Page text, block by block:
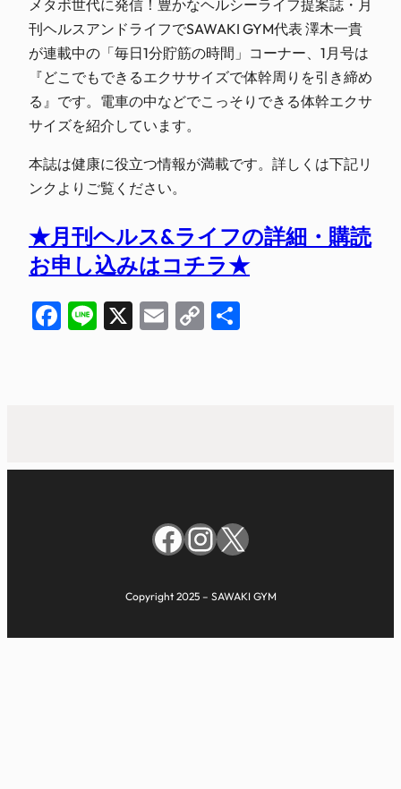
メタボ世代に発信！豊かなヘルシーライフ提案誌・月
刊ヘルスアンドライフでSAWAKI GYM代表 澤木一貴
が連載中の「毎日1分貯筋の時間」コーナー、1月号は
『どこでもできるエクササイズで体幹周りを引き締め
る』です。電車の中などでこっそりできる体幹エクサ
サイズを紹介しています。
本誌は健康に役立つ情報が満載です。詳しくは下記リ
ンクよりご覧ください。
★月刊ヘルス&ライフの詳細・購読
お申し込みはコチラ★
Facebook
Line
X EmailCopy
Facebook
Instagram
X
Copyright 2025 – SAWAKI GYM